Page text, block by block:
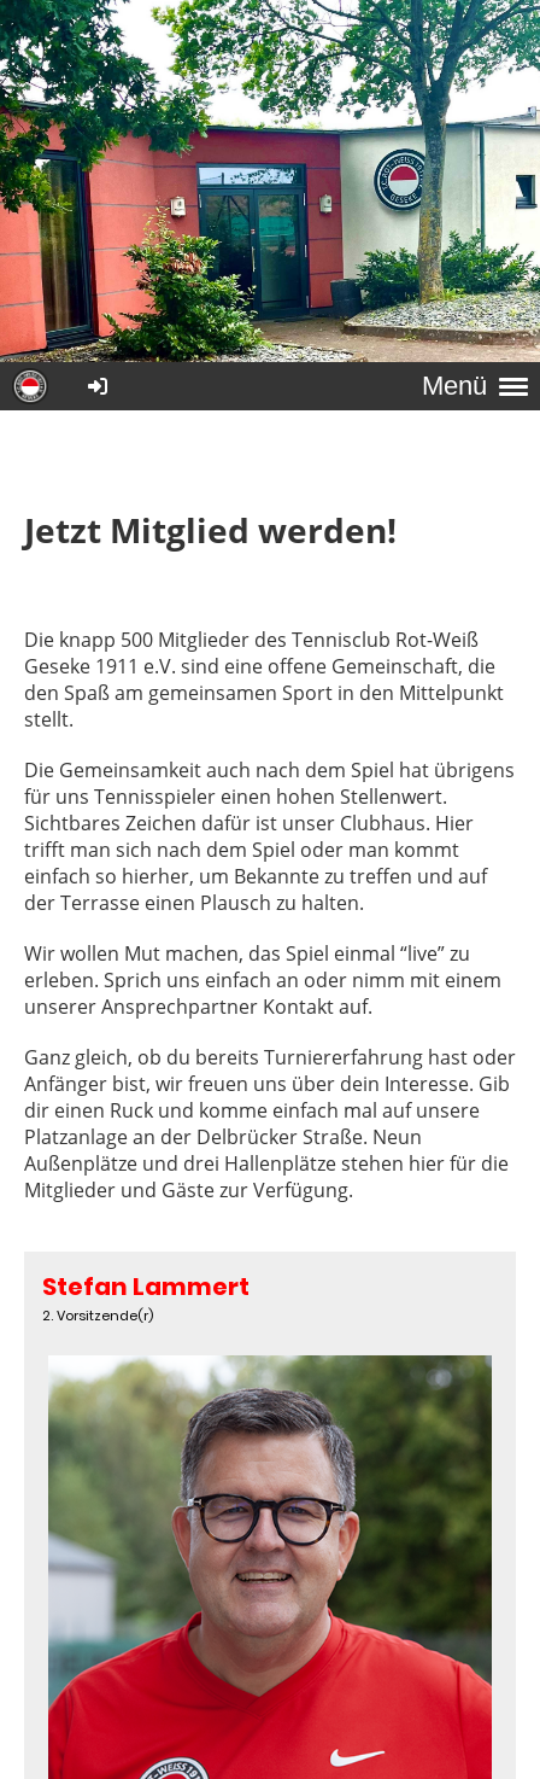
Menü
Jetzt Mitglied werden!
Die knapp 500 Mitglieder des Tennisclub Rot-Weiß
Geseke 1911 e.V. sind eine offene Gemeinschaft, die
den Spaß am gemeinsamen Sport in den Mittelpunkt
stellt.
Die Gemeinsamkeit auch nach dem Spiel hat übrigens
für uns Tennisspieler einen hohen Stellenwert.
Sichtbares Zeichen dafür ist unser Clubhaus. Hier
trifft man sich nach dem Spiel oder man kommt
einfach so hierher, um Bekannte zu treffen und auf
der Terrasse einen Plausch zu halten.
Wir wollen Mut machen, das Spiel einmal “live” zu
erleben. Sprich uns einfach an oder nimm mit einem
unserer Ansprechpartner Kontakt auf.
Ganz gleich, ob du bereits Turniererfahrung hast oder
Anfänger bist, wir freuen uns über dein Interesse. Gib
dir einen Ruck und komme einfach mal auf unsere
Platzanlage an der Delbrücker Straße. Neun
Außenplätze und drei Hallenplätze stehen hier für die
Mitglieder und Gäste zur Verfügung.
Stefan Lammert
2. Vorsitzende(r)